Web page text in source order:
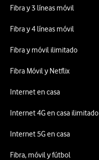
Fibra y 3 líneas móvil
Fibra y 4 líneas móvil
Fibra y móvil ilimitado
Fibra Móvil y Netflix
Internet en casa
Internet 4G en casa ilimitado
Internet 5G en casa
Fibra, móvil y fútbol